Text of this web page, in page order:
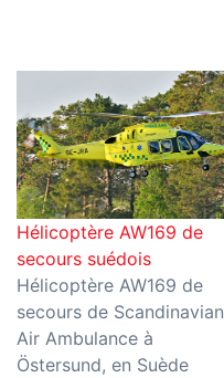
Hélicoptère AW169 de
secours suédois
Hélicoptère AW169 de
secours de Scandinavian
Air Ambulance à
Östersund, en Suède